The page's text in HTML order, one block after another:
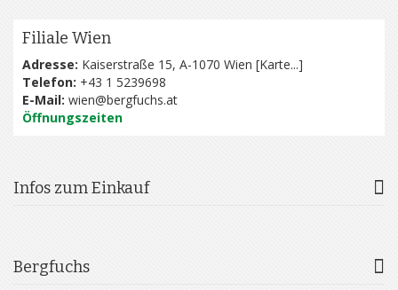
Filiale Wien
Adresse: Kaiserstraße 15, A-1070 Wien [Karte...]
Telefon: +43 1 5239698
E-Mail: wien@bergfuchs.at
Öffnungszeiten
Infos zum Einkauf
Bergfuchs